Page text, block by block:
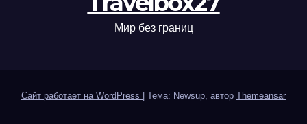
Мир без границ
Сайт работает на WordPress Тема: Newsup, автор Themeansar